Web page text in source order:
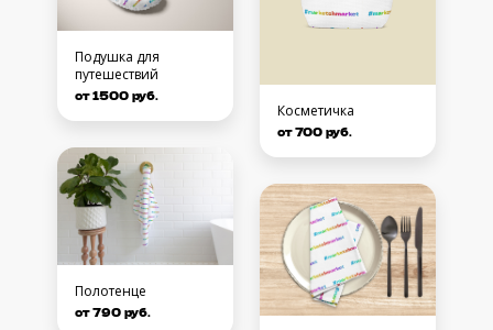
Подушка для
путешествий
от 1500 руб.
Полотенце
от 790 руб.
Косметичка
от 700 руб.